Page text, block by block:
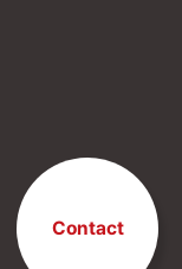
Contact